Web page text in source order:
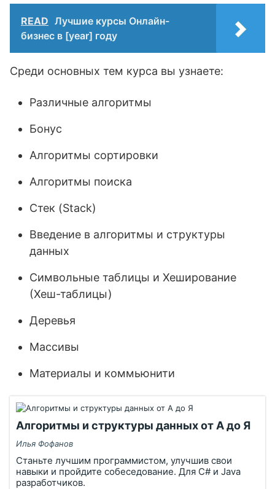
READ Лучшие курсы Онлайн-
бизнес в [year] году
Среди основных тем курса вы узнаете:
Различные алгоритмы
Бонус
Алгоритмы сортировки
Алгоритмы поиска
Стек (Stack)
Введение в алгоритмы и структуры
данных
Символьные таблицы и Хеширование
(Хеш-таблицы)
Деревья
Массивы
Материалы и коммьюнити
Алгоритмы и структуры данных от А до Я
Илья Фофанов
Станьте лучшим программистом, улучшив свои
навыки и пройдите собеседование. Для C# и Java
разработчиков.